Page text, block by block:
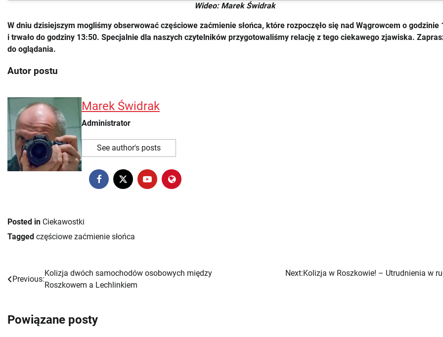
Wideo: Marek Świdrak
W dniu dzisiejszym mogliśmy obserwować częściowe zaćmienie słońca, które rozpoczęło się nad Wągrowcem o godzinie
i trwało do godziny 13:50. Specjalnie dla naszych czytelników przygotowaliśmy relację z tego ciekawego zjawiska.
do oglądania.
Autor postu
Marek Świdrak
Administrator
See author's posts
Posted in Ciekawostki
Tagged częściowe zaćmienie słońca
Nawigacja
Previous:
Kolizja dwóch samochodów osobowych między
Roszkowem a Lechlinkiem
Next:Kolizja w Roszkowie! – Utrudnienia w
Powiązane posty